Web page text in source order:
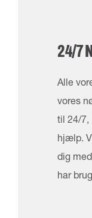
24/7
Alle
vores
til 24/7,
hjælp.
dig
har